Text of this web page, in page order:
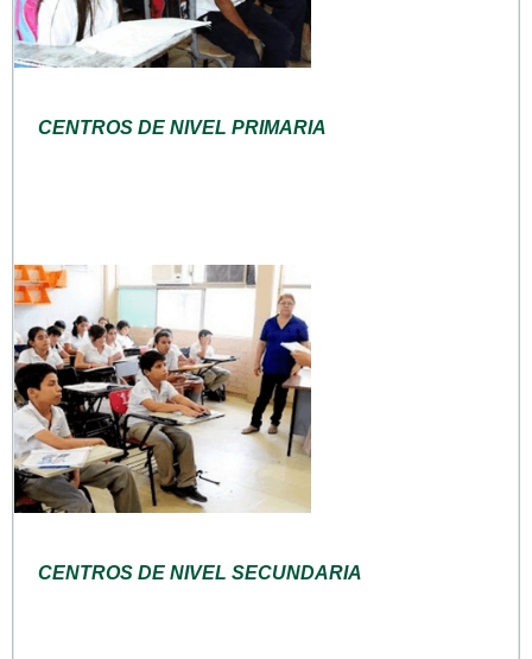
CENTROS DE NIVEL PRIMARIA
CENTROS DE NIVEL SECUNDARIA